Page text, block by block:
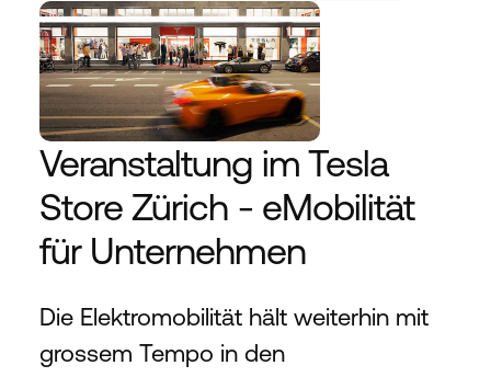
Veranstaltung im Tesla
Store Zürich - eMobilität
für Unternehmen
Die Elektromobilität hält weiterhin mit
grossem Tempo in den